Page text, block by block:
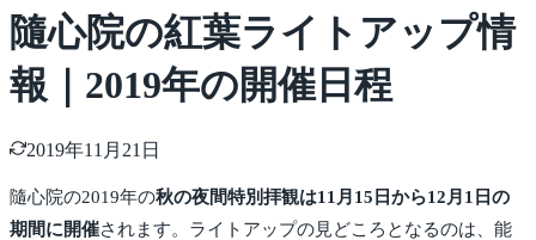
隨心院の紅葉ライトアップ情
報｜2019年の開催日程
2019年11月21日
隨心院の2019年の秋の夜間特別拝観は11月15日から12月1日の
期間に開催されます。ライトアップの見どころとなるのは、能